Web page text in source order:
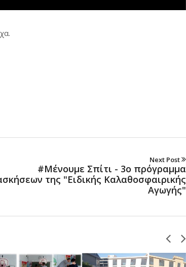
Next Post
#Μένουμε Σπίτι - 3ο πρόγραμμα
της "Ειδικής Καλαθοσφαιρικής
Αγωγής"